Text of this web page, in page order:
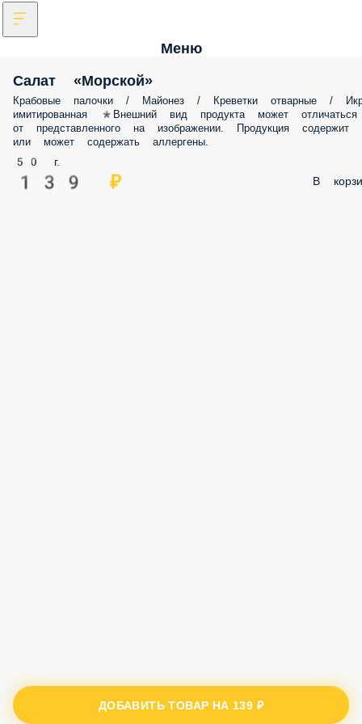
Меню
Салат «Морской»
Крабовые палочки / Майонез / Креветки отварные / Икра
имитированная *Внешний вид продукта может отличаться от
представленного на изображении. Продукция содержит или может
содержать аллергены.
50 г.
139 ₽ В
ДОБАВИТЬ ТОВАР НА 139 ₽